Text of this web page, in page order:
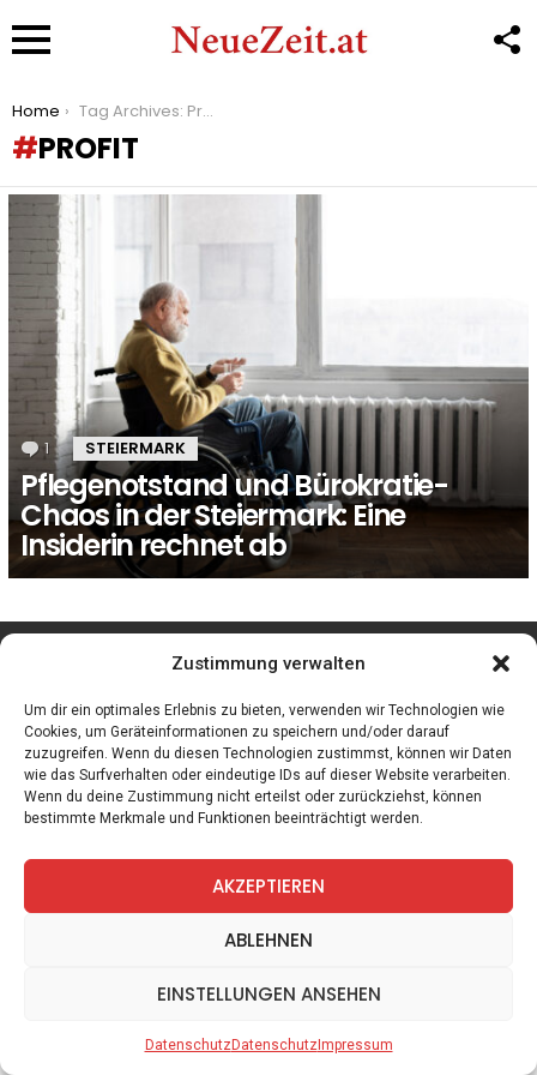
Zustimmung verwalten
Um dir ein optimales Erlebnis zu bieten, verwenden wir Technologien wie
Cookies, um Geräteinformationen zu speichern und/oder darauf
zuzugreifen. Wenn du diesen Technologien zustimmst, können wir Daten
wie das Surfverhalten oder eindeutige IDs auf dieser Website verarbeiten.
Wenn du deine Zustimmung nicht erteilst oder zurückziehst, können
bestimmte Merkmale und Funktionen beeinträchtigt werden.
AKZEPTIEREN
ABLEHNEN
EINSTELLUNGEN ANSEHEN
DatenschutzDatenschutzImpressum
You are here:
Home Tag Archives: Profit
PROFIT
LATEST
STORIES
1 Kommentar
STEIERMARK
Pflegenotstand und Bürokratie-
Chaos in der Steiermark: Eine
Insiderin rechnet ab
facebook instagram
Spiele Zitate Kontakt Datenschutz Impressum